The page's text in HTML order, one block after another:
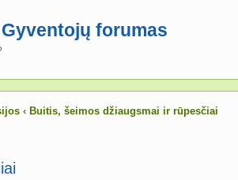
forumas
‹ Buitis, šeimos džiaugsmai ir rūpesčiai